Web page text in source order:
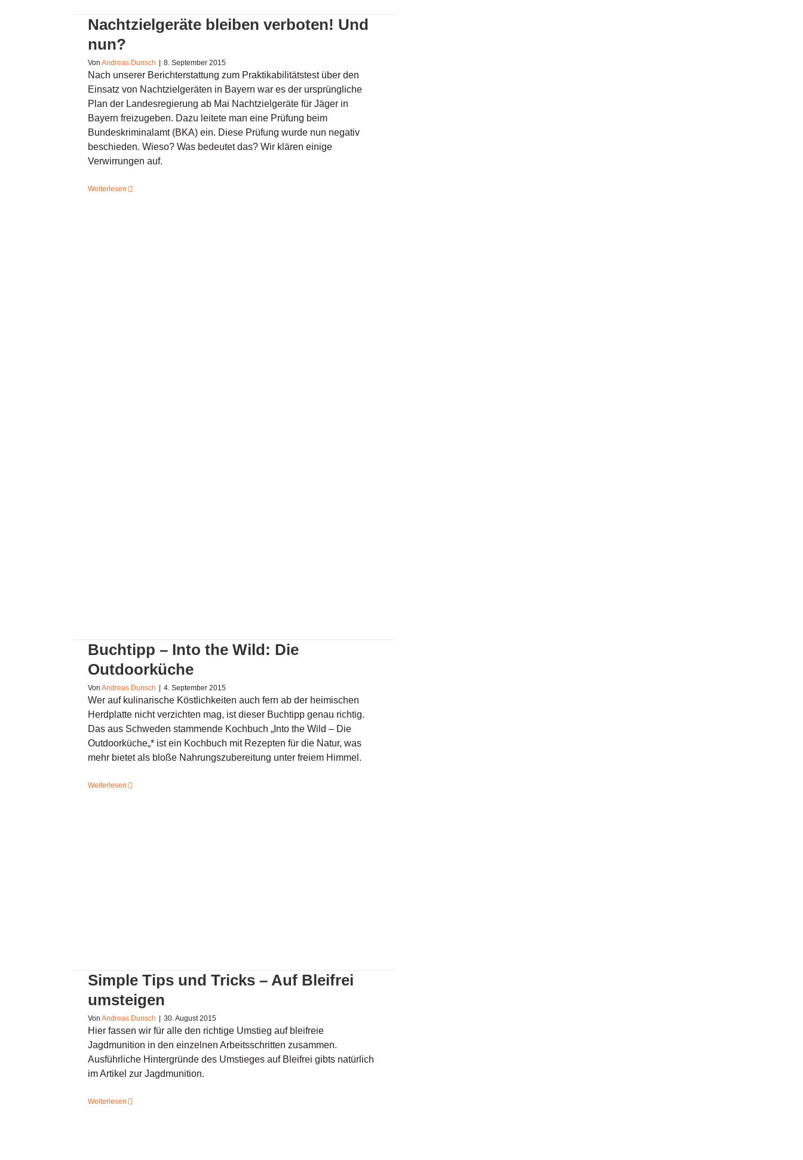
Nachtzielgeräte bleiben verboten! Und
nun?
Von Andreas Dunsch | 8. September 2015
Nach unserer Berichterstattung zum Praktikabilitätstest über den
Einsatz von Nachtzielgeräten in Bayern war es der ursprüngliche
Plan der Landesregierung ab Mai Nachtzielgeräte für Jäger in
Bayern freizugeben. Dazu leitete man eine Prüfung beim
Bundeskriminalamt (BKA) ein. Diese Prüfung wurde nun negativ
beschieden. Wieso? Was bedeutet das? Wir klären einige
Verwirrungen auf.
Weiterlesen
Buchtipp – Into the Wild: Die
Outdoorküche
Von Andreas Dunsch 4. September 2015
Wer auf kulinarische Köstlichkeiten auch fern ab der heimischen
Herdplatte nicht verzichten mag, ist dieser Buchtipp genau richtig.
Das aus Schweden stammende Kochbuch „Into the Wild – Die
Outdoorküche„* ist ein Kochbuch mit Rezepten für die Natur, was
mehr bietet als bloße Nahrungszubereitung unter freiem Himmel.
Weiterlesen
Simple Tips und Tricks – Auf Bleifrei
umsteigen
Von Andreas Dunsch 30. August 2015
Hier fassen wir für alle den richtige Umstieg auf bleifreie
Jagdmunition in den einzelnen Arbeitsschritten zusammen.
Ausführliche Hintergründe des Umstieges auf Bleifrei gibts natürlich
im Artikel zur Jagdmunition.
Weiterlesen